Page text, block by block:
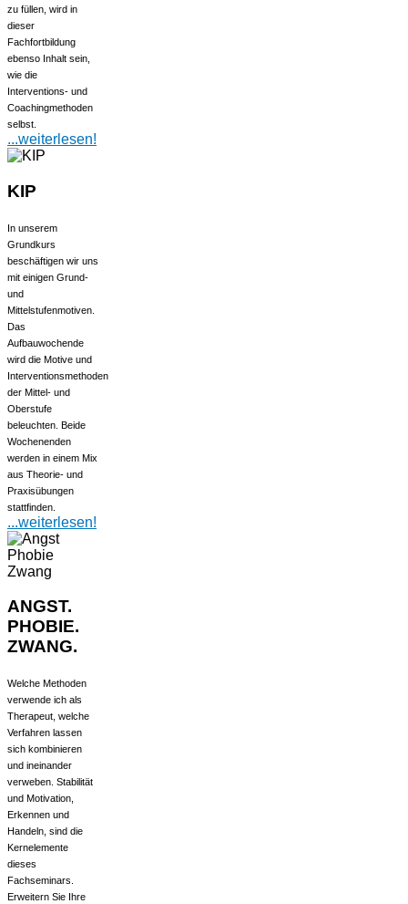
zu füllen, wird in
dieser
Fachfortbildung
ebenso Inhalt sein,
wie die
Interventions- und
Coachingmethoden
selbst.
...weiterlesen!
KIP
In unserem
Grundkurs
beschäftigen wir uns
mit einigen Grund-
und
Mittelstufenmotiven.
Das
Aufbauwochende
wird die Motive und
Interventionsmethoden
der Mittel- und
Oberstufe
beleuchten. Beide
Wochenenden
werden in einem Mix
aus Theorie- und
Praxisübungen
stattfinden.
...weiterlesen!
ANGST.
PHOBIE.
ZWANG.
Welche Methoden
verwende ich als
Therapeut, welche
Verfahren lassen
sich kombinieren
und ineinander
verweben. Stabilität
und Motivation,
Erkennen und
Handeln, sind die
Kernelemente
dieses
Fachseminars.
Erweitern Sie Ihre